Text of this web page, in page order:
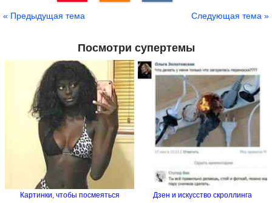
« Предыдущая тема Следующая тема »
Посмотри супертемы
Картинки, чтобы посмеяться Дзен и искусство скроллинга